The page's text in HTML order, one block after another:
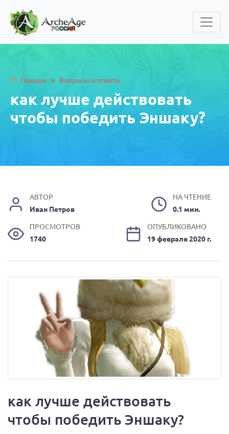
Главная » Вопросы и ответы
как лучше действовать
чтобы победить Эншаку?
АВТОР
Иван Петров
НА ЧТЕНИЕ
0.1 мин.
ПРОСМОТРОВ
1740
ОПУБЛИКОВАНО
19 февраля 2020 г.
как лучше действовать
чтобы победить Эншаку?